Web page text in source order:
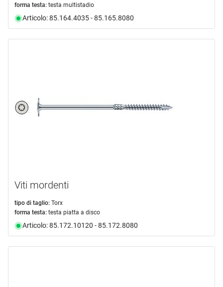
forma testa: testa multistadio
Articolo: 85.164.4035 - 85.165.8080
Viti mordenti
tipo di taglio: Torx
forma testa: testa piatta a disco
Articolo: 85.172.10120 - 85.172.8080